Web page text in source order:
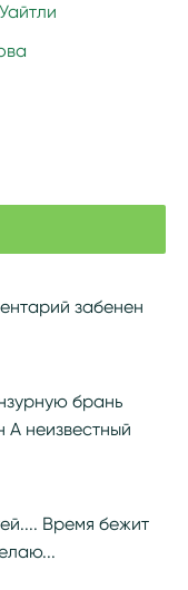
забенен
брань
А неизвестный
Время бежит